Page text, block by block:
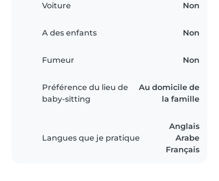
Voiture Non
A des enfants Non
Fumeur Non
Préférence du lieu de
baby-sitting
Au domicile de
la famille
Langues que je pratique
Anglais
Arabe
Français